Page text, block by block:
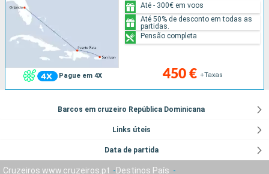
Pague em 4X 450 € +Taxas
Até - 300€ em voos
Até 50% de desconto em todas as
partidas.
Pensão completa
Barcos em cruzeiro República Dominicana
Links úteis
Data de partida
Cruzeiros www.cruzeiros.pt
Destinos País